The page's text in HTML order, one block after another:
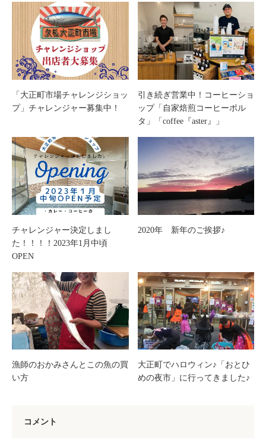
「大正町市場チャレンジショッ
プ」チャレンジャー募集中！
引き続ぎ営業中！コーヒーショ
ップ「自家焙煎コーヒーポル
タ」「coffee『aster』」
チャレンジャー決定しまし
た！！！！2023年1月中頃
OPEN
2020年 新年のご挨拶♪
漁師のおかみさんとこの魚の買
い方
大正町でハロウィン♪「おとひ
めの夜市」に行ってきました♪
コメント